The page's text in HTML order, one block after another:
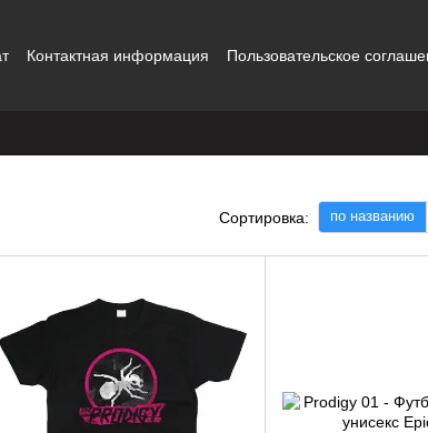
Контактная информация Пользовательское
Сортировка: по названию